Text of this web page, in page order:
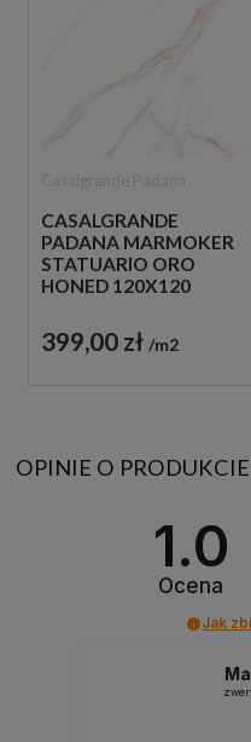
CASALGRANDE
PADANA MARMOKER
STATUARIO ORO
HONED 120X120
IMITUJĄCE MARMUR
399,00 zł m2
OPINIE O PRODUKCIE
1.0
Ocena
Jak